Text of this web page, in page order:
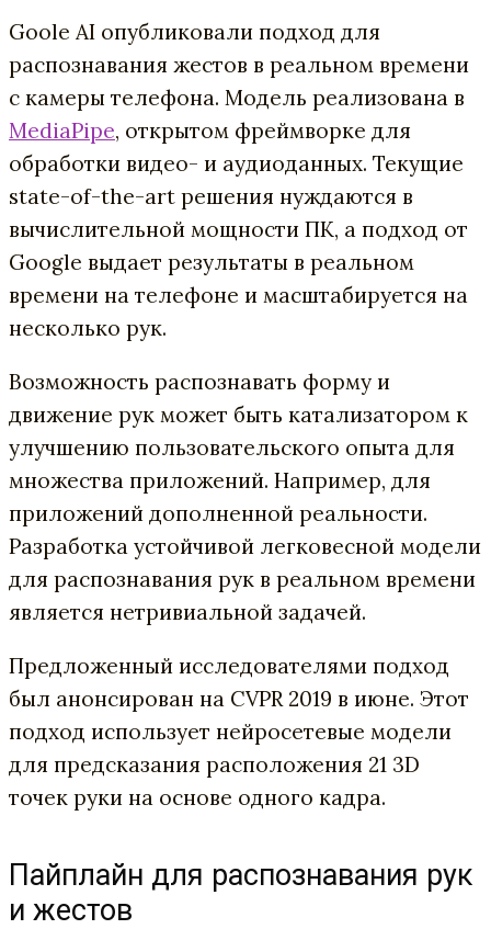
Goole AI опубликовали подход для
распознавания жестов в реальном времени
с камеры телефона. Модель реализована в
MediaPipe, открытом фреймворке для
обработки видео- и аудиоданных. Текущие
state-of-the-art решения нуждаются в
вычислительной мощности ПК, а подход от
Google выдает результаты в реальном
времени на телефоне и масштабируется на
несколько рук.
Возможность распознавать форму и
движение рук может быть катализатором к
улучшению пользовательского опыта для
множества приложений. Например, для
приложений дополненной реальности.
Разработка устойчивой легковесной модели
для распознавания рук в реальном времени
является нетривиальной задачей.
Предложенный исследователями подход
был анонсирован на CVPR 2019 в июне. Этот
подход использует нейросетевые модели
для предсказания расположения 21 3D
точек руки на основе одного кадра.
Пайплайн для распознавания рук
и жестов